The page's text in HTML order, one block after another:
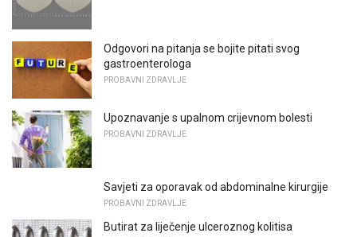
Odgovori na pitanja se bojite pitati svog
gastroenterologa
PROBAVNI ZDRAVLJE
Upoznavanje s upalnom crijevnom bolesti
PROBAVNI ZDRAVLJE
Savjeti za oporavak od abdominalne kirurgije
PROBAVNI ZDRAVLJE
Butirat za liječenje ulceroznog kolitisa